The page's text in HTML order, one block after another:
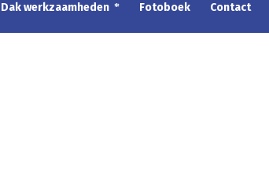
Dak werkzaamheden Fotoboek Contact